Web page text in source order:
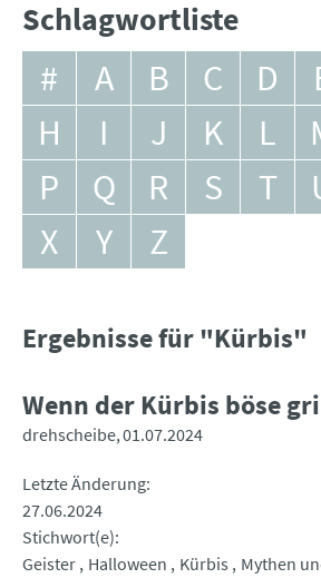
Schlagwortliste
# A B C D
H
I J K L
P
Q R S T
X
Y Z
Ergebnisse für "Kürbis"
Wenn der Kürbis böse
drehscheibe 01.07.2024
Letzte Änderung
27.06.2024
Stichwort(e)
Geister Halloween Kürbis
Mythen